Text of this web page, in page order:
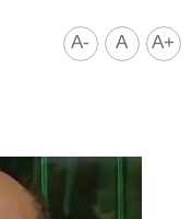
A- A A+